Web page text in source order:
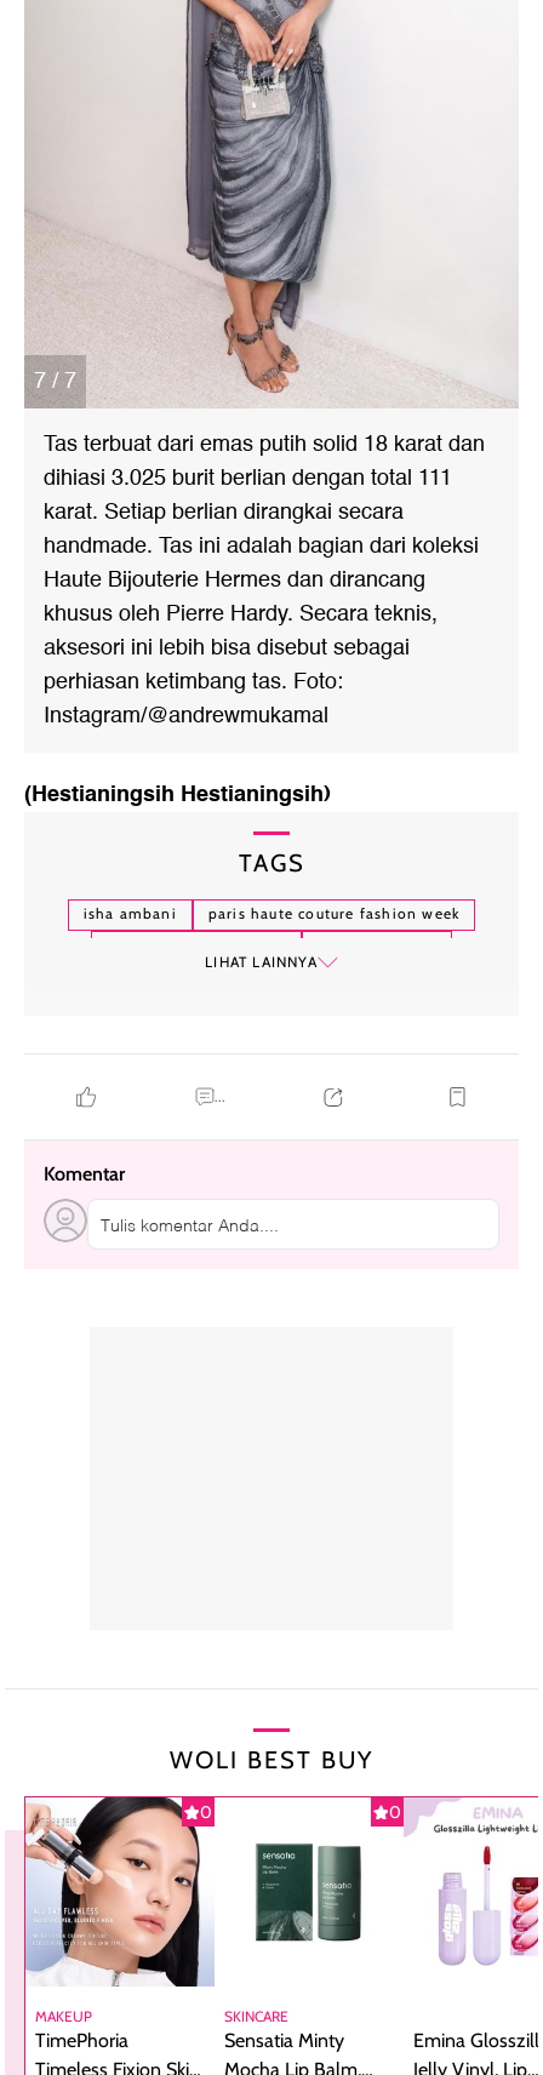
7 / 7
Tas terbuat dari emas putih solid 18 karat dan
dihiasi 3.025 burit berlian dengan total 111
karat. Setiap berlian dirangkai secara
handmade. Tas ini adalah bagian dari koleksi
Haute Bijouterie Hermes dan dirancang
khusus oleh Pierre Hardy. Secara teknis,
aksesori ini lebih bisa disebut sebagai
perhiasan ketimbang tas. Foto:
Instagram/@andrewmukamal
(Hestianingsih Hestianingsih)
TAGS
isha ambani
paris haute couture fashion week
LIHAT LAINNYA
...
Komentar
Tulis komentar Anda....
WOLI BEST BUY
0
MAKEUP
TimePhoria
Timeless Fixion Skin
0
SKINCARE
Sensatia Minty
Mocha Lip Balm,
Emina
Jelly Vinyl, Lip